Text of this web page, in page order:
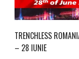
TRENCHLESS
– 28 IUNIE